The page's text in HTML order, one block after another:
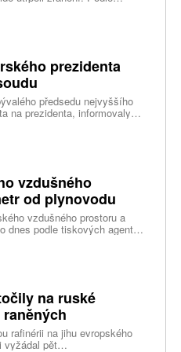
balistické rakety.
prezidenta
předsedu nejvyššího
na prezidenta, informovaly
Baka bude v úterý zvolen v
vzdušného
od plynovodu
vzdušného prostoru a
dnes podle tiskových agentur
něj nesl velké množství
na ruské
rafinérii na jihu evropského
vyžádal pět